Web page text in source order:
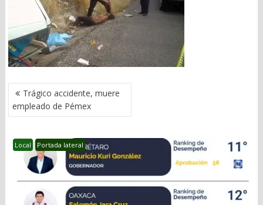
NAVEGACIÓN
DE
ENTRADAS
Trágico accidente, muere
empleado de Pémex
Local Portada lateral